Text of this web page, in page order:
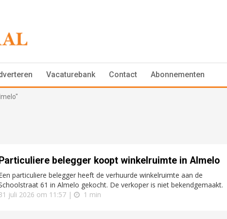
Vacaturebank Contact Abonnementen
Particuliere belegger koopt winkelruimte in Almelo
particuliere belegger heeft de verhuurde winkelruimte aan de
61 in Almelo gekocht. De verkoper is niet bekendgemaakt.
juli 2026 om 11:57 |
1 min